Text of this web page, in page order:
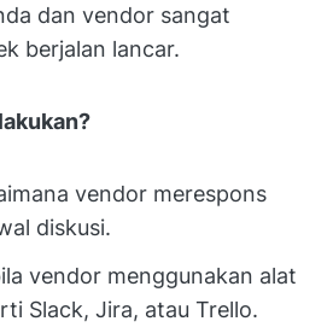
dan vendor sangat
berjalan lancar.
vendor merespons
diskusi.
vendor menggunakan alat
Slack, Jira, atau Trello.